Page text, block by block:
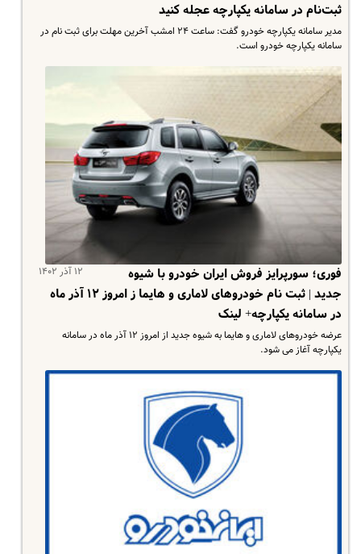
ثبت‌نام در سامانه یکپارچه عجله کنید
مدیر سامانه یکپارچه خودرو گفت: ساعت ۲۴ امشب آخرین مهلت برای ثبت نام در
سامانه یکپارچه خودرو است.
۱۲ آذر ۱۴۰۲
فوری؛ سورپرایز فروش ایران خودرو با شیوه
جدید | ثبت نام خودروهای لاماری و هایما ز امروز ۱۲ آذر ماه
در سامانه یکپارچه+ لینک
عرضه خودروهای لاماری و هایما به شیوه جدید از امروز ۱۲ آذر ماه در سامانه
یکپارچه آغاز می شود.